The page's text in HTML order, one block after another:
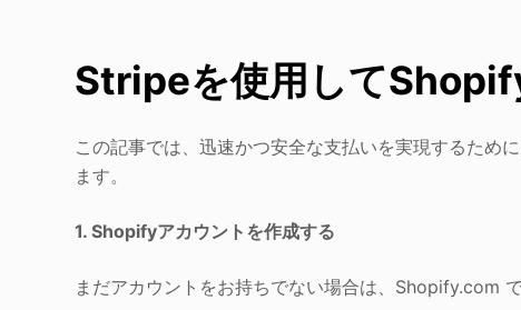
Stripeを使用して
この記事では、迅速かつ安全な支払いを実現するた
ます。
1. Shopifyアカウントを作成する
まだアカウントをお持ちでない場合は、Shopify.com